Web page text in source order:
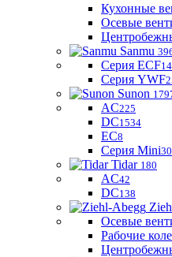
Кухонные
Осевые
Sanmu
Серия ECF
Серия YWF
Sunon
AC225
DC1534
EC8
Серия Mini30
Tidar 180
AC42
DC138
Осевые
Рабочие